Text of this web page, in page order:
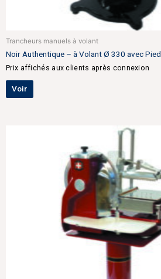
Trancheurs manuels à volant
Noir Authentique – à Volant Ø 330 avec Pied
Prix affichés aux clients après connexion
Voir